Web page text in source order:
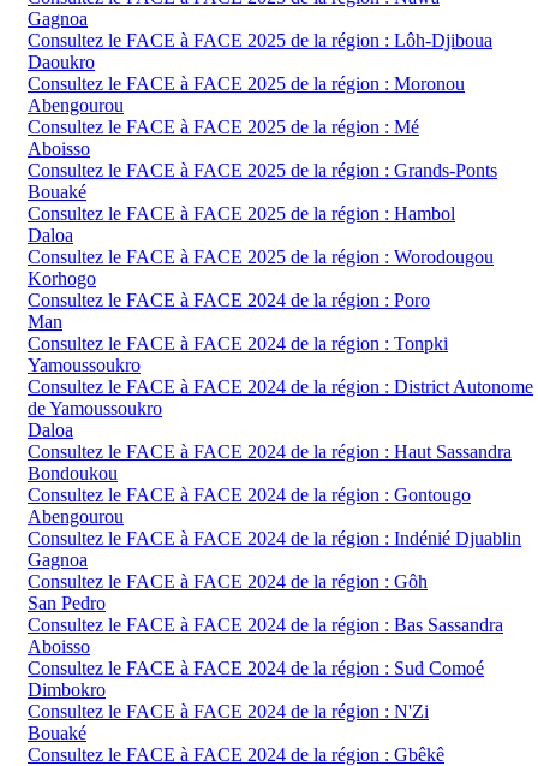
Gagnoa
Consultez le FACE à FACE 2025 de la région : Lôh-Djiboua
Daoukro
Consultez le FACE à FACE 2025 de la région : Moronou
Abengourou
Consultez le FACE à FACE 2025 de la région : Mé
Aboisso
Consultez le FACE à FACE 2025 de la région : Grands-Ponts
Bouaké
Consultez le FACE à FACE 2025 de la région : Hambol
Daloa
Consultez le FACE à FACE 2025 de la région : Worodougou
Korhogo
Consultez le FACE à FACE 2024 de la région : Poro
Man
Consultez le FACE à FACE 2024 de la région : Tonpki
Yamoussoukro
Consultez le FACE à FACE 2024 de la région : District Autonome
de Yamoussoukro
Daloa
Consultez le FACE à FACE 2024 de la région : Haut Sassandra
Bondoukou
Consultez le FACE à FACE 2024 de la région : Gontougo
Abengourou
Consultez le FACE à FACE 2024 de la région : Indénié Djuablin
Gagnoa
Consultez le FACE à FACE 2024 de la région : Gôh
San Pedro
Consultez le FACE à FACE 2024 de la région : Bas Sassandra
Aboisso
Consultez le FACE à FACE 2024 de la région : Sud Comoé
Dimbokro
Consultez le FACE à FACE 2024 de la région : N'Zi
Bouaké
Consultez le FACE à FACE 2024 de la région : Gbêkê